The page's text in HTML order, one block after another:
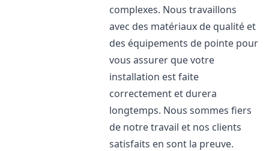
complexes. Nous travaillons
avec des matériaux de qualité et
des équipements de pointe pour
vous assurer que votre
installation est faite
correctement et durera
longtemps. Nous sommes fiers
de notre travail et nos clients
satisfaits en sont la preuve.